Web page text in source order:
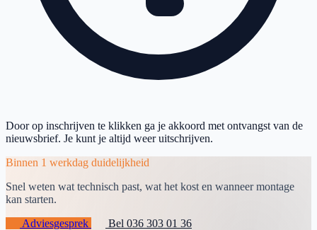
Door op inschrijven te klikken ga je akkoord met ontvangst van de
nieuwsbrief. Je kunt je altijd weer uitschrijven.
Binnen 1 werkdag duidelijkheid
Snel weten wat technisch past, wat het kost en wanneer montage
kan starten.
Adviesgesprek
Bel 036 303 01 36